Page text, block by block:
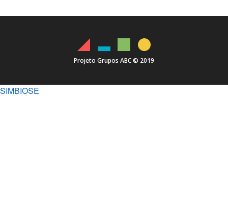
Projeto Grupos ABC © 2019
SIMBIOSE